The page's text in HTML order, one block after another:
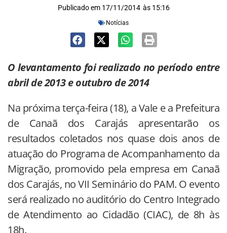
Publicado em 17/11/2014 às 15:16
Notícias
O levantamento foi realizado no período entre
abril de 2013 e outubro de 2014
Na próxima terça-feira (18), a Vale e a Prefeitura
de Canaã dos Carajás apresentarão os
resultados coletados nos quase dois anos de
atuação do Programa de Acompanhamento da
Migração, promovido pela empresa em Canaã
dos Carajás, no VII Seminário do PAM. O evento
será realizado no auditório do Centro Integrado
de Atendimento ao Cidadão (CIAC), de 8h às
18h.